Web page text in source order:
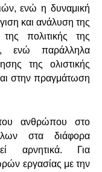
ενώ η δυναμική
και ανάλυση της
πολιτικής της
ενώ παράλληλα
της ολιστικής
στην πραγμάτωση
του ανθρώπου στο
στα διάφορα
αρνητικά. Για
εργασίας με την